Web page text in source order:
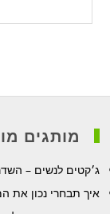
מותגים
ג׳קטים לנשים –
איך תבחרי נכון את